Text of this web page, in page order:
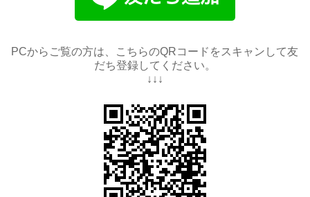
PCからご覧の方は、こちらのQRコードをスキャンして友
だち登録してください。
↓↓↓